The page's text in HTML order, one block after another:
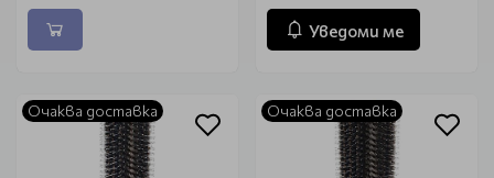
Уведоми ме
Очаква доставка Очаква доставка